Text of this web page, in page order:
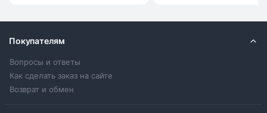
Покупателям
Вопросы и ответы
Как сделать заказ на сайте
Возврат и обмен